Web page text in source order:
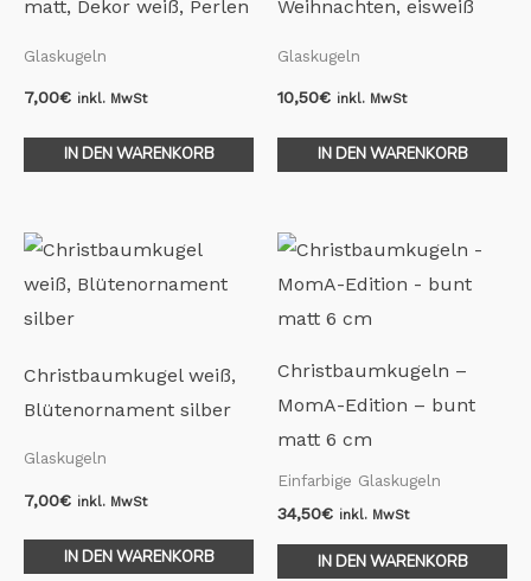
matt, Dekor weiß, Perlen
Glaskugeln
7,00€ inkl. MwSt
IN DEN WARENKORB
Weihnachten, eisweiß
Glaskugeln
10,50€ inkl. MwSt
IN DEN WARENKORB
Christbaumkugel weiß,
Blütenornament silber
Glaskugeln
7,00€ inkl. MwSt
IN DEN WARENKORB
Christbaumkugeln –
MomA-Edition – bunt
matt 6 cm
Einfarbige Glaskugeln
34,50€ inkl. MwSt
IN DEN WARENKORB